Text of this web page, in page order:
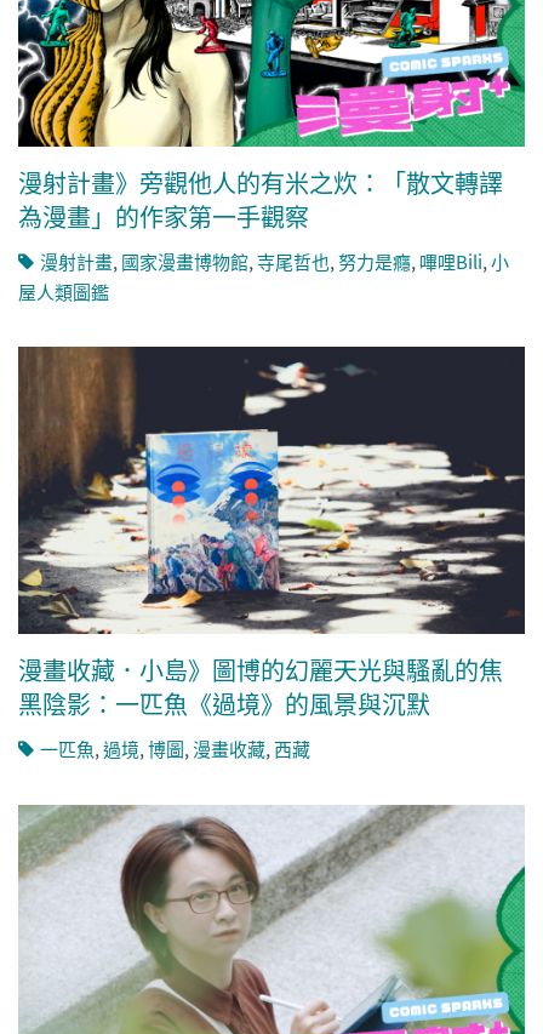
漫射計畫》旁觀他人的有米之炊：「散文轉譯
為漫畫」的作家第一手觀察
漫射計畫, 國家漫畫博物館,寺尾哲也,努力是癮, 嗶哩Bili,小
屋人類圖鑑
漫畫收藏．小島》圖博的幻麗天光與騷亂的焦
黑陰影：一匹魚《過境》的風景與沉默
一匹魚,過境,博圖,漫畫收藏,西藏